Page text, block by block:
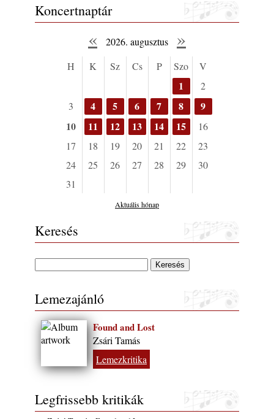
Magyar jazzmuzsikus szülők és zenész
Vörösné Strausz Eszter + Vörös Bence
2026. július 30.
The Next Generation — 11. rész: Horváth
2026. július 25.
FREE JAZZ ALBUMS 2026 - 134. rész
2026. július 16.
Koncertnaptár
« 2026. augusztus »
H K Sz Cs P Szo V
1
2
3
4 5 6 7 8
9
10
11 12 13 14 15
16
17
18 19 20 21 22
23
24
25 26 27 28 29
30
31
Aktuális hónap
Keresés
Lemezajánló
Found and Lost
Zsári Tamás
Lemezkritika
Legfrissebb kritikák